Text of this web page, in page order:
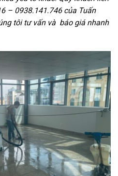
– 0938.141.746của Tuấn
tôi tư vấn và báo giá nhanh